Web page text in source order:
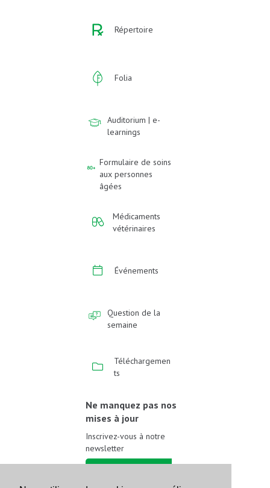
Répertoire
Folia
Auditorium | e-
learnings
Formulaire de soins
aux personnes
âgées
Médicaments
vétérinaires
Événements
Question de la
semaine
Téléchargemen
ts
Ne manquez pas nos
mises à jour
Inscrivez-vous à notre
newsletter